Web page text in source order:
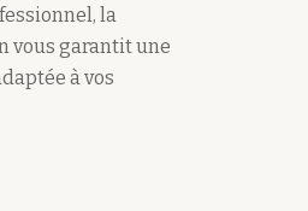
la
vous garantit une
à vos